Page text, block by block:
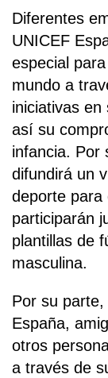
Diferentes
UNICEF
especial
mundo a
iniciativas
así su
infancia. Por
difundirá un
deporte para
participarán
plantillas de
masculina.
Por su
España,
otros
a través de